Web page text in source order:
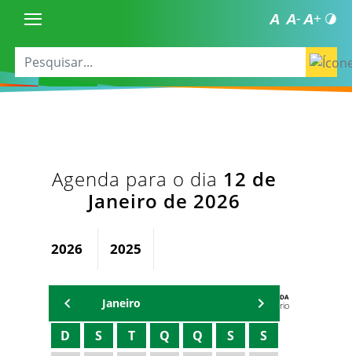
Agenda para o dia 12 de
Janeiro de 2026
2026 2025
AGENDA
Secretário
Janeiro
D S T Q Q S S